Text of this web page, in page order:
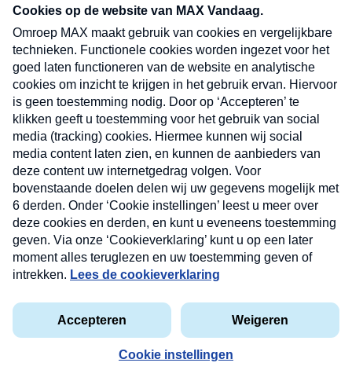
nieuwsbrief. Elke vrijdag- en dinsdagochtend in
uw mailbox.
Verzend
Privacyverklaring
Cookieverklaring
Kwetsbaarheid melden
Copyright © 2026 MAX Vandaag - Omroep MAX
Nieuwsbrief
Neem hier een gratis abonnement op onze
nieuwsbrief. Elke vrijdag- en dinsdagochtend in uw